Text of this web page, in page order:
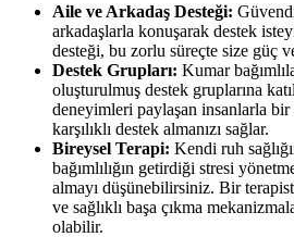
Aile ve Arkadaş Desteği:
arkadaşlarla konuşarak destek
desteği, bu zorlu süreçte size güç
Destek Grupları: Kumar
oluşturulmuş destek gruplarına
deneyimleri paylaşan insanlarla
karşılıklı destek almanızı sağlar.
Bireysel Terapi: Kendi ruh
bağımlılığın getirdiği stresi
almayı düşünebilirsiniz. Bir
ve sağlıklı başa çıkma
olabilir.